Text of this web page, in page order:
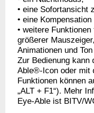
• eine Sofortansicht
• eine
• weitere
größerer
Animationen und Ton
Zur Bedienung kann
Able®-Icon oder mit
Funktionen können
„ALT + F1“). Mehr
Eye-Able ist BITV/